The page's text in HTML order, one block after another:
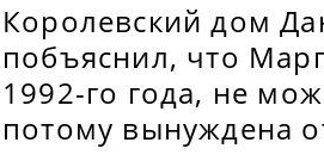
Королевский дом
побъяснил, что
1992-го года, не
потому вынуждена